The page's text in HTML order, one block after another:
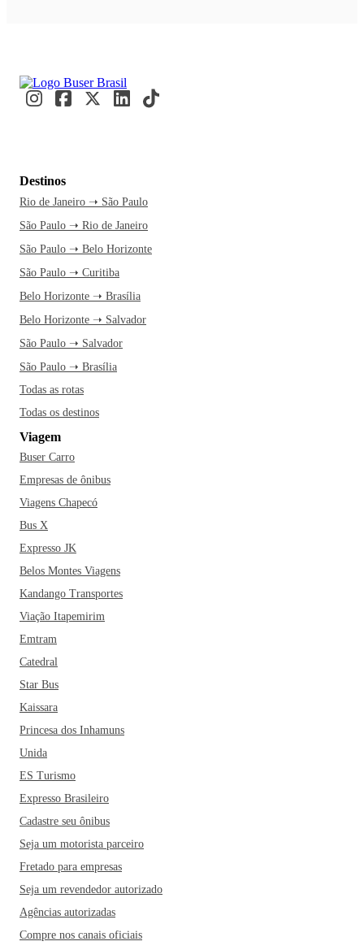
Destinos
Rio de Janeiro ➝ São Paulo
São Paulo ➝ Rio de Janeiro
São Paulo ➝ Belo Horizonte
São Paulo ➝ Curitiba
Belo Horizonte ➝ Brasília
Belo Horizonte ➝ Salvador
São Paulo ➝ Salvador
São Paulo ➝ Brasília
Todas as rotas
Todas os destinos
Viagem
Buser Carro
Empresas de ônibus
Viagens Chapecó
Bus X
Expresso JK
Belos Montes Viagens
Kandango Transportes
Viação Itapemirim
Emtram
Catedral
Star Bus
Kaissara
Princesa dos Inhamuns
Unida
ES Turismo
Expresso Brasileiro
Cadastre seu ônibus
Seja um motorista parceiro
Fretado para empresas
Seja um revendedor autorizado
Agências autorizadas
Compre nos canais oficiais